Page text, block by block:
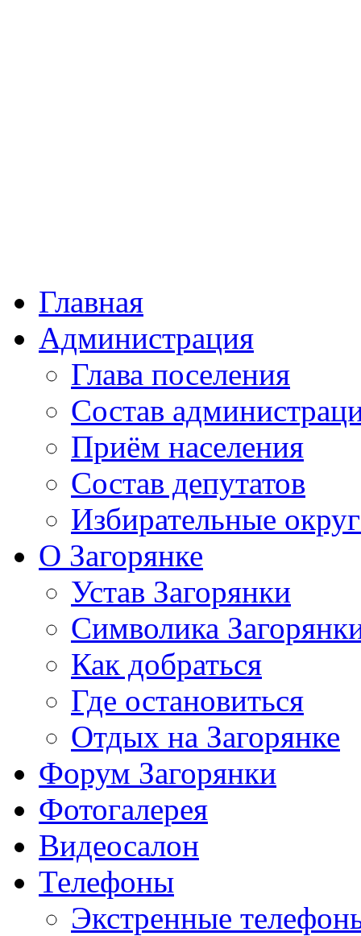
Главная
Администрация
Глава поселения
Состав
Приём населения
Состав депутатов
Избирательные
О Загорянке
Устав Загорянки
Символика
Как добраться
Где остановиться
Отдых на Загорянке
Форум Загорянки
Фотогалерея
Видеосалон
Телефоны
Экстренные